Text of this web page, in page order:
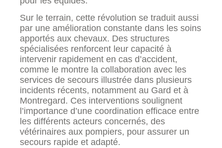
Sur le terrain, cette révolution se traduit aussi
par une amélioration constante dans les soins
apportés aux chevaux. Des structures
spécialisées renforcent leur capacité à
intervenir rapidement en cas d’accident,
comme le montre la collaboration avec les
services de secours illustrée dans plusieurs
incidents récents, notamment au Gard et à
Montregard. Ces interventions soulignent
l’importance d’une coordination efficace entre
les différents acteurs concernés, des
vétérinaires aux pompiers, pour assurer un
secours rapide et adapté.